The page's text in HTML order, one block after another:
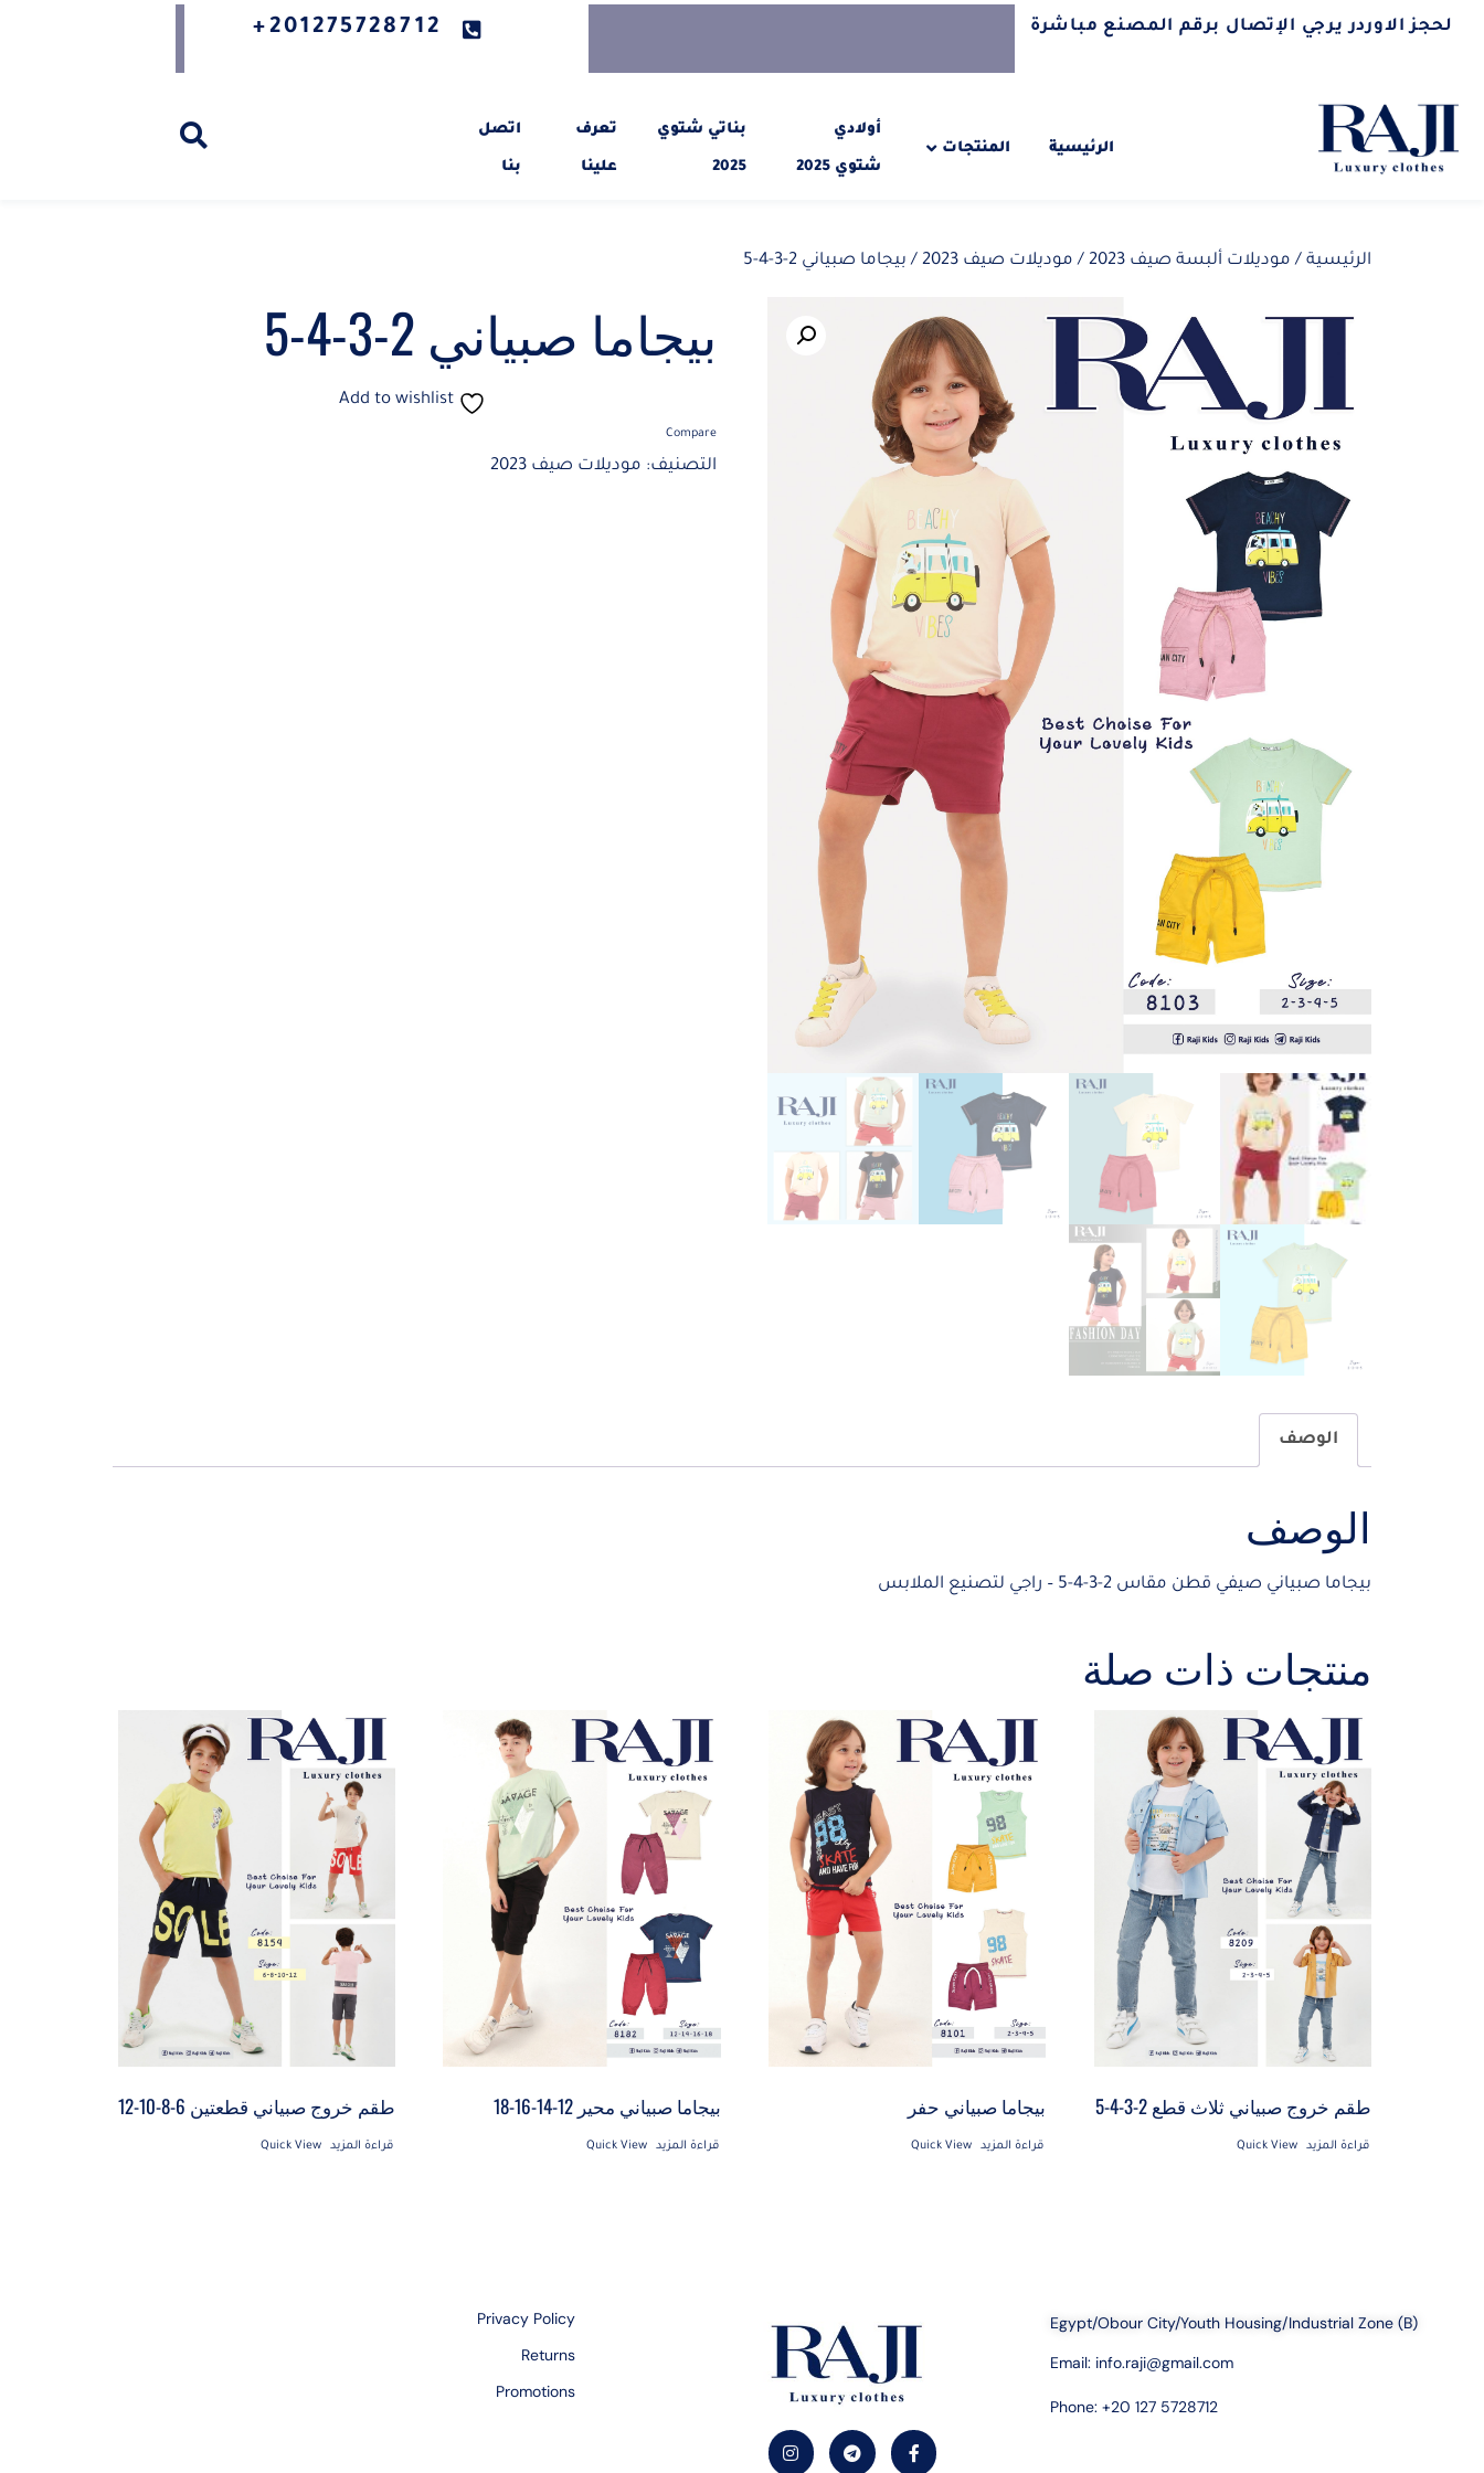
لحجز الاوردر يرجي الإتصال برقم المصنع مباشرة 201275728712+
الرئيسية المنتجات
أولادي
شتوي 2025
بناتي شتوي
2025
تعرف
علينا
اتصل
بنا
الرئيسية / موديلات ألبسة صيف 2023 / موديلات صيف 2023 / بيجاما صبياني 2-3-4-5
بيجاما صبياني 2-3-4-5
Add to wishlist
Compare
التصنيف: موديلات صيف 2023
الوصف
الوصف
بيجاما صبياني صيفي قطن مقاس 2-3-4-5 – راجي لتصنيع الملابس
منتجات ذات صلة
طقم خروج صبياني ثلاث قطع 2-3-4-5
قراءة المزيد Quick View
بيجاما صبياني حفر
قراءة المزيد Quick View
بيجاما صبياني محير 12-14-16-18
قراءة المزيد Quick View
طقم خروج صبياني قطعتين 6-8-10-12
قراءة المزيد Quick View
Egypt/Obour City/Youth Housing/Industrial Zone (B)
Email: info.raji@gmail.com
Phone: +20 127 5728712
Privacy Policy
Returns
Promotions